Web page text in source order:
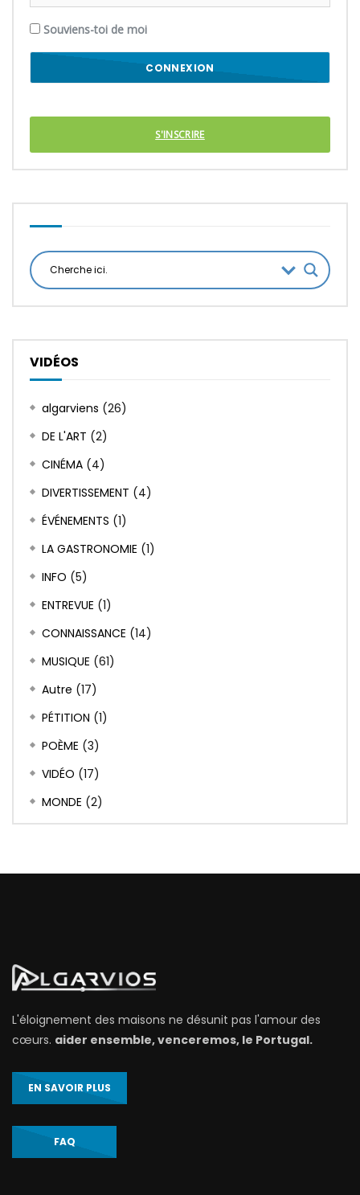
Souviens-toi de moi
S'INSCRIRE
VIDÉOS
algarviens (26)
DE L'ART (2)
CINÉMA (4)
DIVERTISSEMENT (4)
ÉVÉNEMENTS (1)
LA GASTRONOMIE (1)
INFO (5)
ENTREVUE (1)
CONNAISSANCE (14)
MUSIQUE (61)
Autre (17)
PÉTITION (1)
POÈME (3)
VIDÉO (17)
MONDE (2)
L'éloignement des maisons ne désunit pas l'amour des
cœurs. aider ensemble, venceremos, le Portugal.
EN SAVOIR PLUS
FAQ